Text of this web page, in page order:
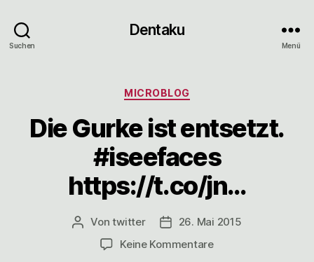
Suchen
Dentaku
Menü
Kategorien
MICROBLOG
Die Gurke ist entsetzt.
#iseefaces
https://t.co/jn…
Beitragsautor
Vontwitter Veröffentlichungsdatum
26. Mai 2015
Keine Kommentarezu